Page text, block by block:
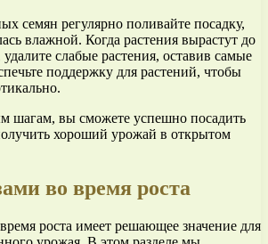
семян регулярно поливайте посадку,
влажной. Когда растения вырастут до
слабые растения, оставив самые
поддержку для растений, чтобы
шагам, вы сможете успешно посадить
хороший урожай в открытом
во время роста
роста имеет решающее значение для